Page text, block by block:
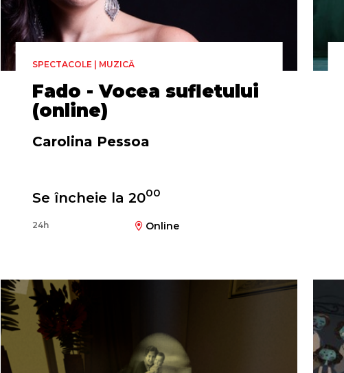
SPECTACOLE | MUZICĂ
Fado - Vocea sufletului
(online)
Carolina Pessoa
Se încheie la 2000
24h Online